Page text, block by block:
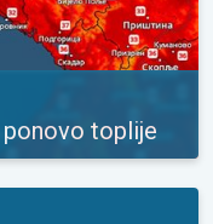
toplije